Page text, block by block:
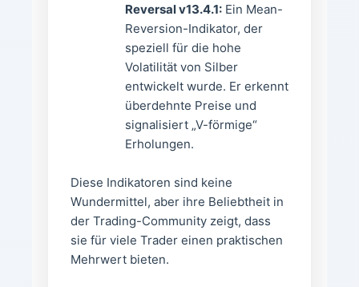
Reversal v13.4.1: Ein Mean-
Reversion-Indikator, der
speziell für die hohe
Volatilität von Silber
entwickelt wurde. Er erkennt
überdehnte Preise und
signalisiert „V-förmige“
Erholungen.
Diese Indikatoren sind keine
Wundermittel, aber ihre Beliebtheit in
der Trading-Community zeigt, dass
sie für viele Trader einen praktischen
Mehrwert bieten.